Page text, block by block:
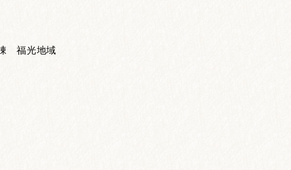
棟 福光地域